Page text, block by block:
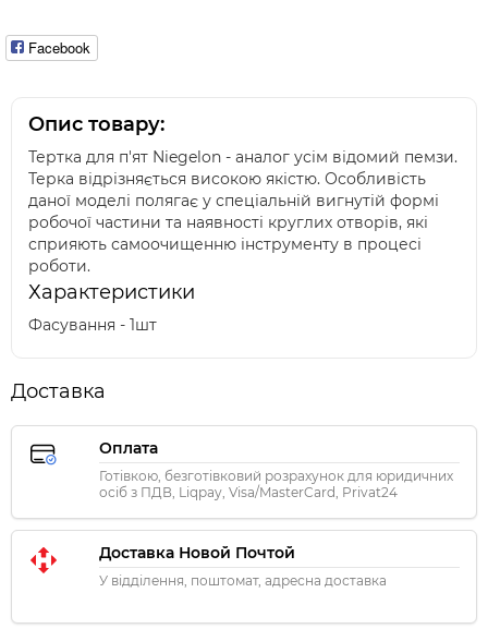
Facebook
Опис товару:
Тертка для п'ят Niegelon - аналог усім відомий пемзи.
Терка відрізняється високою якістю. Особливість
даної моделі полягає у спеціальній вигнутій формі
робочої частини та наявності круглих отворів, які
сприяють самоочищенню інструменту в процесі
роботи.
Характеристики
Фасування - 1шт
Доставка
Оплата
Готівкою, безготівковий розрахунок для юридичних
осіб з ПДВ, Liqpay, Visa/MasterCard, Privat24
Доставка Новой Почтой
У відділення, поштомат, адресна доставка